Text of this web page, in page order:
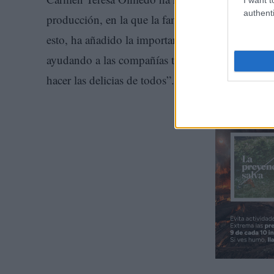
producción, en la que la familia al completo
esto, ha añadido la importancia de colaborar
ayudando a las compañías teatrales y
hacer las delicias de todos”.